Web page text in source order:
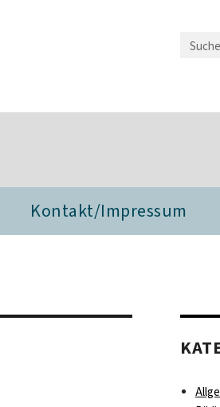
Kontakt/Impressum